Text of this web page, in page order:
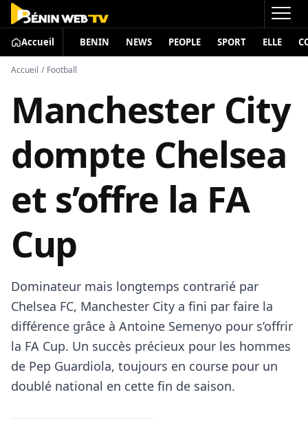
Accueil BENIN NEWS PEOPLE SPORT ELLE
Accueil / Football
Manchester City
dompte Chelsea
et s’offre la FA
Cup
Dominateur mais longtemps contrarié par
Chelsea FC, Manchester City a fini par faire la
différence grâce à Antoine Semenyo pour s’offrir
la FA Cup. Un succès précieux pour les hommes
de Pep Guardiola, toujours en course pour un
doublé national en cette fin de saison.